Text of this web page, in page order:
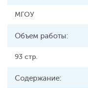
МГОУ
Объем работы:
93 стр.
Содержание: